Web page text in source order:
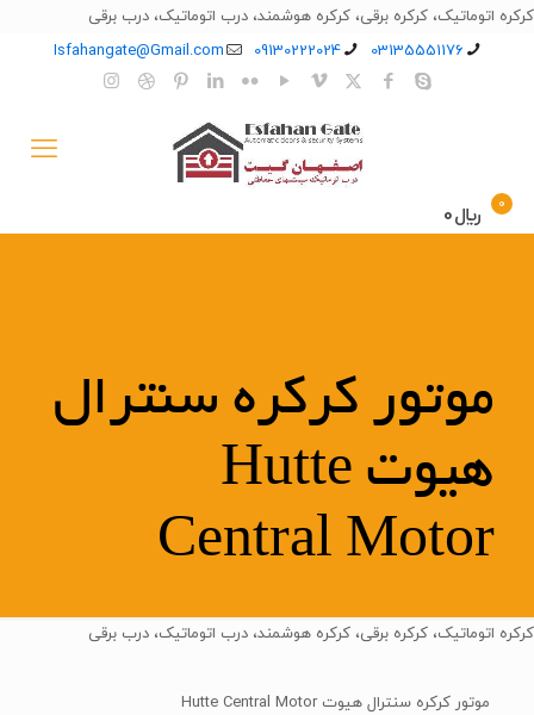
کرکره اتوماتیک، کرکره برقی، کرکره هوشمند، درب اتوماتیک، درب برقی
03135551176
09130222024
Isfahangate@Gmail.com
0 ﷼0
موتور کرکره سنترال
هیوت Hutte
Central Motor
کرکره اتوماتیک، کرکره برقی، کرکره هوشمند، درب اتوماتیک، درب برقی
موتور کرکره سنترال هیوت Hutte Central Motor